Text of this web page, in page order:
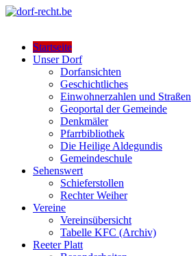
Skip
dorf-recht.be
Startseite
Unser Dorf
Dorfansichten
Geschichtliches
Einwohnerzahlen und Straßen
Geoportal der Gemeinde
Denkmäler
Pfarrbibliothek
Die Heilige Aldegundis
Gemeindeschule
Sehenswert
Schieferstollen
Rechter Weiher
Vereine
Vereinsübersicht
Tabelle KFC (Archiv)
Reeter Platt